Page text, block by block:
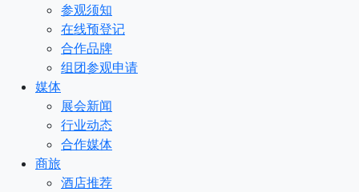
参观须知
在线预登记
合作品牌
组团参观申请
媒体
展会新闻
行业动态
合作媒体
商旅
酒店推荐